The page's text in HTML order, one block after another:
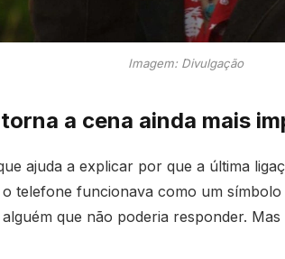
Imagem: Divulgação
a cena ainda mais
ajuda a explicar por que a última
telefone funcionava como um
que não poderia responder.